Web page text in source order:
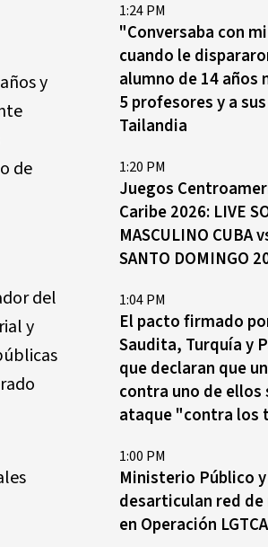
y
de
del
y
1:24 PM
"Conversaba con
cuando le
alumno de 14 años
5 profesores y a
Tailandia
1:20 PM
Juegos
Caribe 2026: LIVE
MASCULINO CUBA
SANTO DOMINGO
1:04 PM
El pacto firmado
Saudita, Turquía y
que declaran que
contra uno de ellos
ataque "contra los
1:00 PM
Ministerio Público y
desarticulan red
en Operación LGTCA